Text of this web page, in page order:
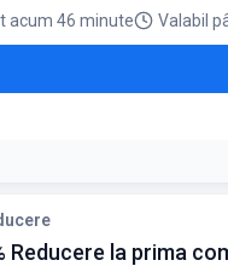
acum 46 minute Valabil
largă de produse, la
Reducere la prima